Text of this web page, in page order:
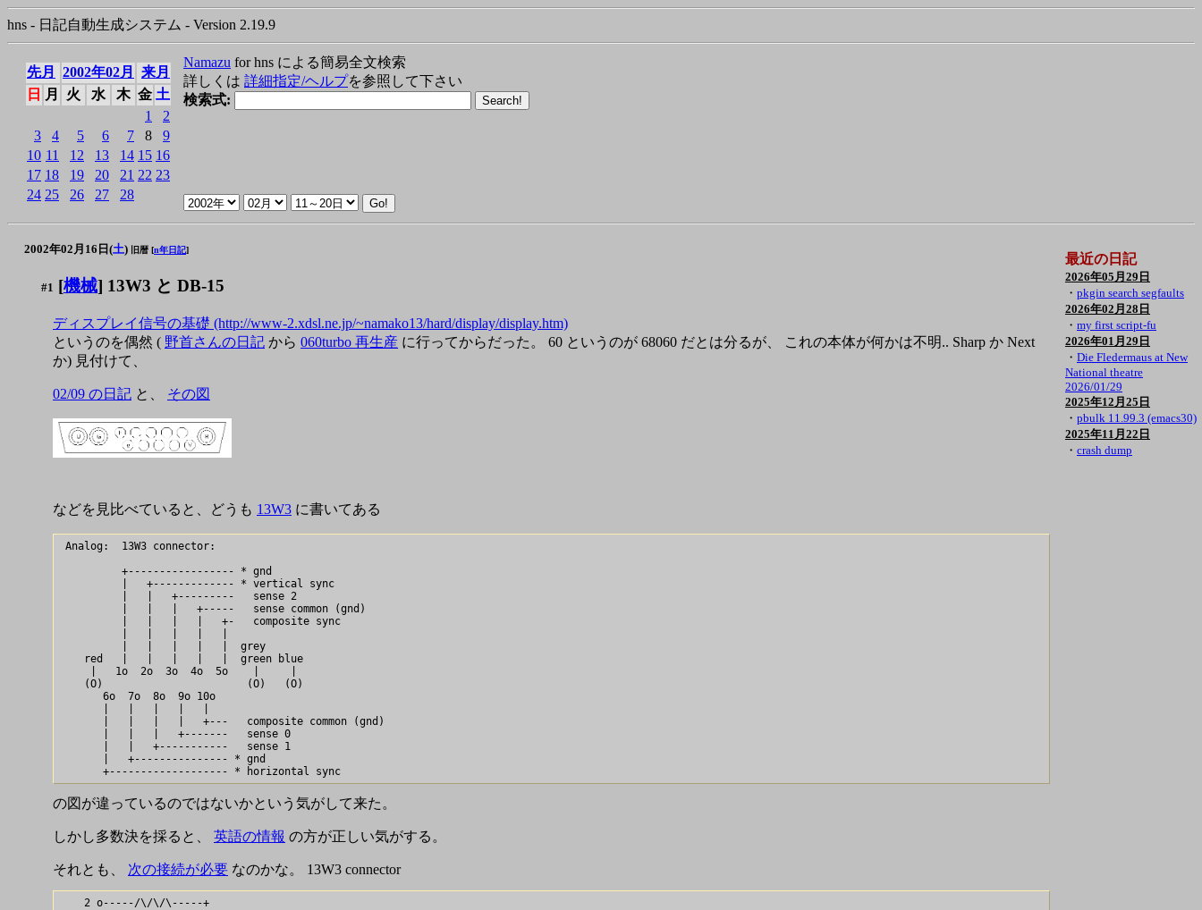
hns - 日記自動生成システム - Version 2.19.9
先月 2002年02月
来月
日
月 火 水 木 金 土
1
2
3
4 5 6 7 8
9
10 11 12 13 14 15 16
17 18 19 20 21 22 23
24 25 26 27 28
Namazu for hns による簡易全文検索
詳しくは 詳細指定/ヘルプを参照して下さい
検索式:
2002年02月16日(土) 旧暦 [n年日記]
#1 [機械] 13W3 と DB-15
ディスプレイ信号の基礎 (http://www-2.xdsl.ne.jp/~namako13/hard/display/display.htm)
というのを偶然 ( 野首さんの日記 から 060turbo 再生産 に行ってからだった。 60 というのが 68060 だとは分るが、 これの本体が何かは不明.. Sharp か Next
か) 見付けて、
02/09 の日記 と、 その図
などを見比べていると、どうも 13W3 に書いてある
Analog:  13W3 connector:
          +----------------- * gnd
          |   +------------- * vertical sync
          |   |   +---------   sense 2
          |   |   |   +-----   sense common (gnd)
          |   |   |   |   +-   composite sync
          |   |   |   |   |  grey
    red   |   |   |   |   |  green blue
     |   1o  2o  3o  4o  5o    |     |
    (O)                       (O)   (O)
       6o  7o  8o  9o 10o
       |   |   |   |   +---   composite common (gnd)
       |   |   |   +-------   sense 0
       |   |   +-----------   sense 1
       |   +--------------- * gnd
の図が違っているのではないかという気がして来た。
しかし多数決を採ると、 英語の情報 の方が正しい気がする。
それとも、 次の接続が必要 なのかな。 13W3 connector
    2 o-----/\/\/\-----+
最近の日記
2026年05月29日
・ pkgin search segfaults
2026年02月28日
・ my first script-fu
2026年01月29日
・ Die Fledermaus at New
National theatre
2026/01/29
2025年12月25日
・ pbulk 11.99.3 (emacs30)
2025年11月22日
・ crash dump